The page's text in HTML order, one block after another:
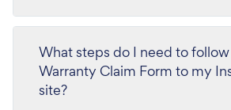
What steps do I need to
Warranty Claim Form to my
site?